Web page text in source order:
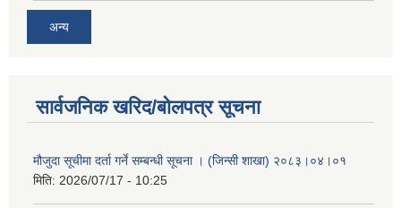
अन्य
सार्वजनिक खरिद/बोलपत्र सूचना
मौजुदा सूचीमा दर्ता गर्ने सम्बन्धी सूचना । (जिन्सी शाखा) २०८३।०४।०१
मिति: 2026/07/17 - 10:25